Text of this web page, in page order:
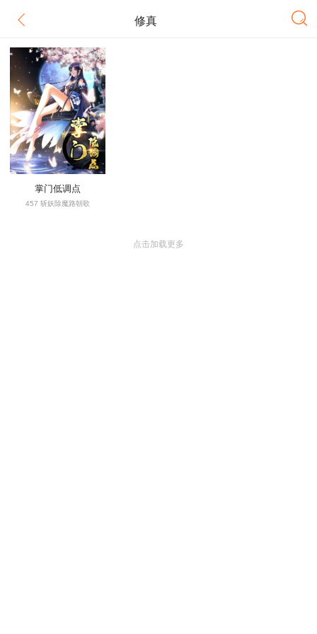
修真
掌门低调点
457 斩妖除魔路朝歌
点击加载更多